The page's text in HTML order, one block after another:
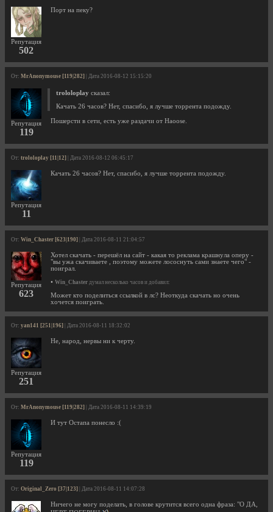
Репутация
502
Порт на пеку?
От: MrAnonymouse [119|282] | Дата 2016-08-12 15:15:20
Репутация
119
trololoplay сказал:
Качать 26 часов? Нет, спасибо, я лучше торрента подожду.
Пошерсти в сети, есть уже раздачи от Haoose.
От: trololoplay [11|12] | Дата 2016-08-12 06:45:17
Репутация
11
Качать 26 часов? Нет, спасибо, я лучше торрента подожду.
От: Win_Chaster [623|190] | Дата 2016-08-11 21:04:57
Репутация
623
Хотел скачать - перешёл на сайт - какая то реклама крашнула оперу -
"вы ужа скачиваете , поэтому можете лососнуть сами знаете чего" -
поиграл.
• Win_Chaster думал несколько часов и добавил:
Может кто поделиться ссылкой в лс? Неоткуда скачать но очень
хочется поиграть.
От: yan141 [251|196] | Дата 2016-08-11 18:32:02
Репутация
251
Не, народ, нервы ни к черту.
От: MrAnonymouse [119|282] | Дата 2016-08-11 14:39:19
Репутация
119
И тут Остапа понесло :(
От: Original_Zero [37|123] | Дата 2016-08-11 14:07:28
Ничего не могу поделать, в голове крутится всего одна фраза: "О ДА,